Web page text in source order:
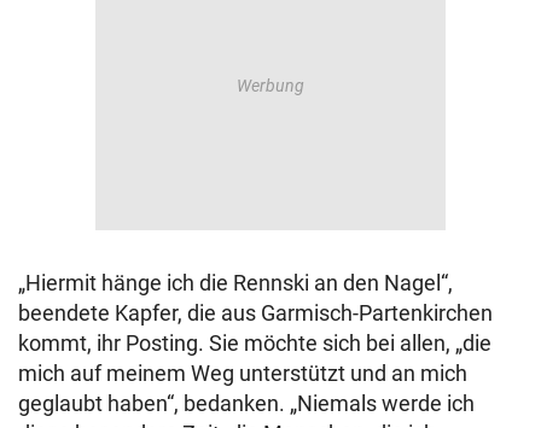
„Hiermit hänge ich die Rennski an den Nagel“,
beendete Kapfer, die aus Garmisch-Partenkirchen
kommt, ihr Posting. Sie möchte sich bei allen, „die
mich auf meinem Weg unterstützt und an mich
geglaubt haben“, bedanken. „Niemals werde ich